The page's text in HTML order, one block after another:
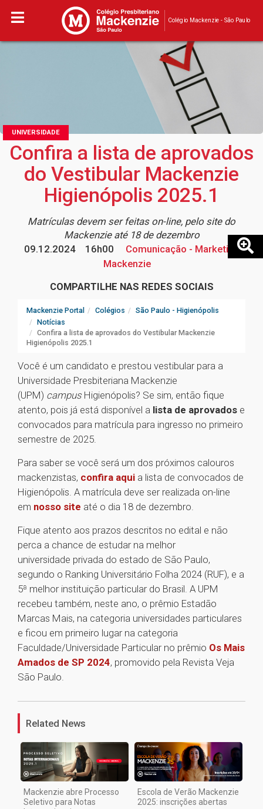
Colégio Mackenzie - São Paulo
UNIVERSIDADE
Confira a lista de aprovados
do Vestibular Mackenzie
Higienópolis 2025.1
Matrículas devem ser feitas on-line, pelo site do
Mackenzie até 18 de dezembro
09.12.2024
16h00
Comunicação - Marketing
Mackenzie
COMPARTILHE NAS REDES SOCIAIS
Mackenzie Portal Colégios
São Paulo - Higienópolis
Notícias
Confira a lista de aprovados do Vestibular Mackenzie
Higienópolis 2025.1
Você é um candidato e prestou vestibular para a
Universidade Presbiteriana Mackenzie
(UPM) campus Higienópolis? Se sim, então fique
atento, pois já está disponível a lista de aprovados e
convocados para matrícula para ingresso no primeiro
semestre de 2025.
Para saber se você será um dos próximos calouros
mackenzistas, confira aqui a lista de convocados de
Higienópolis. A matrícula deve ser realizada on-line
em nosso site até o dia 18 de dezembro.
Fique atento aos prazos descritos no edital e não
perca a chance de estudar na melhor
universidade privada do estado de São Paulo,
segundo o Ranking Universitário Folha 2024 (RUF), e a
5ª melhor instituição particular do Brasil. A UPM
recebeu também, neste ano, o prêmio Estadão
Marcas Mais, na categoria universidades particulares
e ficou em primeiro lugar na categoria
Faculdade/Universidade Particular no prêmio Os Mais
Amados de SP 2024, promovido pela Revista Veja
São Paulo.
Related News
Mackenzie abre Processo
Seletivo para Notas
Escola de Verão Mackenzie
2025: inscrições abertas